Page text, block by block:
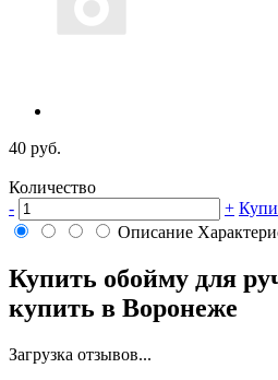
40 руб.
Количество
-
+
Описание
Купить обойму для
купить в Воронеже
Загрузка отзывов...